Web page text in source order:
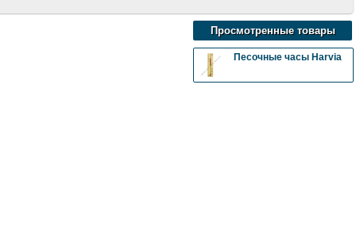
Просмотренные товары
Песочные часы Harvia